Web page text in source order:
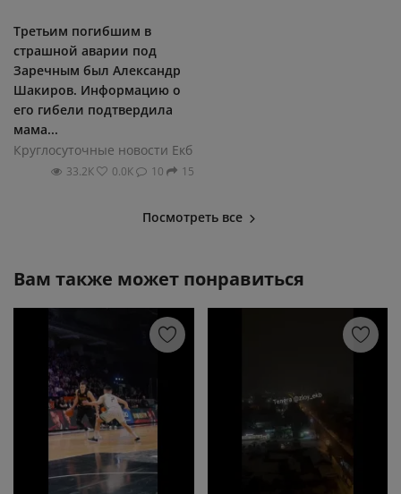
Третьим погибшим в
страшной аварии под
Заречным был Александр
Шакиров. Информацию о
его гибели подтвердила
мама...
Круглосуточные новости Екб
33.2К 0.0К 10 15
Посмотреть все
Вам также может понравиться